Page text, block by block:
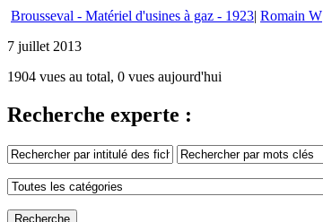
Brousseval - Matériel d'usines à gaz - 1923| Romain W
7 juillet 2013
1904 vues au total, 0 vues aujourd'hui
Recherche experte :